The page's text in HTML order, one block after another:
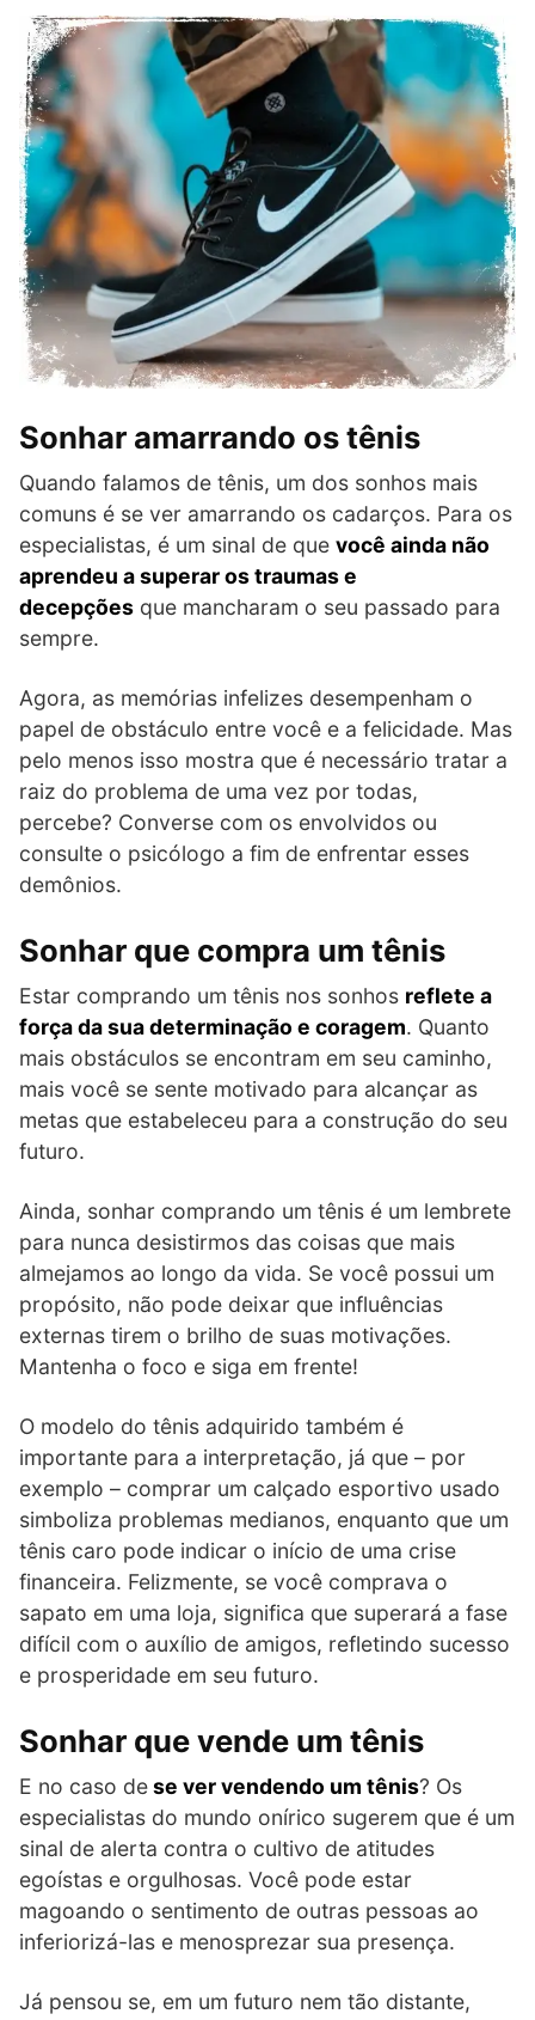
Sonhar amarrando os tênis
Quando falamos de tênis, um dos sonhos mais
comuns é se ver amarrando os cadarços. Para os
especialistas, é um sinal de que você ainda não
aprendeu a superar os traumas e
decepções que mancharam o seu passado para
sempre.
Agora, as memórias infelizes desempenham o
papel de obstáculo entre você e a felicidade. Mas
pelo menos isso mostra que é necessário tratar a
raiz do problema de uma vez por todas,
percebe? Converse com os envolvidos ou
consulte o psicólogo a fim de enfrentar esses
demônios.
Sonhar que compra um tênis
Estar comprando um tênis nos sonhos reflete a
força da sua determinação e coragem. Quanto
mais obstáculos se encontram em seu caminho,
mais você se sente motivado para alcançar as
metas que estabeleceu para a construção do seu
futuro.
Ainda, sonhar comprando um tênis é um lembrete
para nunca desistirmos das coisas que mais
almejamos ao longo da vida. Se você possui um
propósito, não pode deixar que influências
externas tirem o brilho de suas motivações.
Mantenha o foco e siga em frente!
O modelo do tênis adquirido também é
importante para a interpretação, já que – por
exemplo – comprar um calçado esportivo usado
simboliza problemas medianos, enquanto que um
tênis caro pode indicar o início de uma crise
financeira. Felizmente, se você comprava o
sapato em uma loja, significa que superará a fase
difícil com o auxílio de amigos, refletindo sucesso
e prosperidade em seu futuro.
Sonhar que vende um tênis
E no caso dese ver vendendo um tênis? Os
especialistas do mundo onírico sugerem que é um
sinal de alerta contra o cultivo de atitudes
egoístas e orgulhosas. Você pode estar
magoando o sentimento de outras pessoas ao
inferiorizá-las e menosprezar sua presença.
Já pensou se, em um futuro nem tão distante,